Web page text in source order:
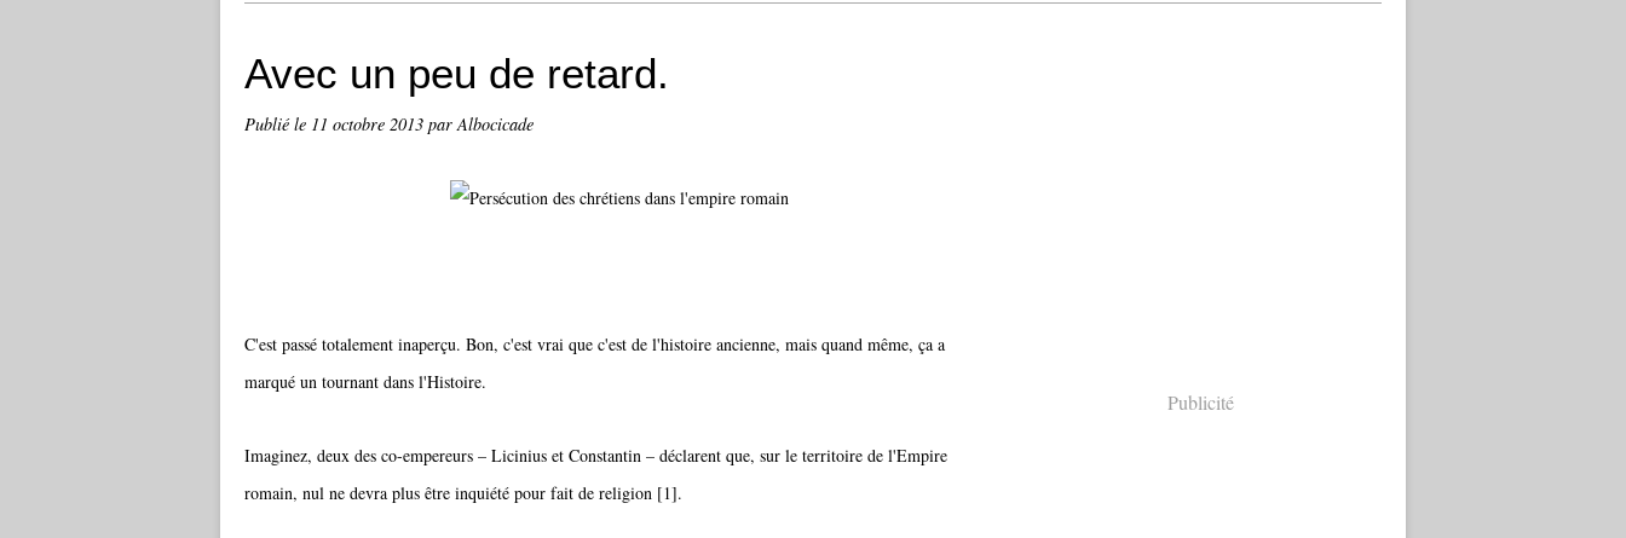
Avec un peu de retard.
Publié le 11 octobre 2013 par Albocicade
C'est passé totalement inaperçu. Bon, c'est vrai que c'est de l'histoire ancienne, mais quand même, ça a
marqué un tournant dans l'Histoire.
Imaginez, deux des co-empereurs – Licinius et Constantin – déclarent que, sur le territoire de l'Empire
romain, nul ne devra plus être inquiété pour fait de religion [1].
Publicité